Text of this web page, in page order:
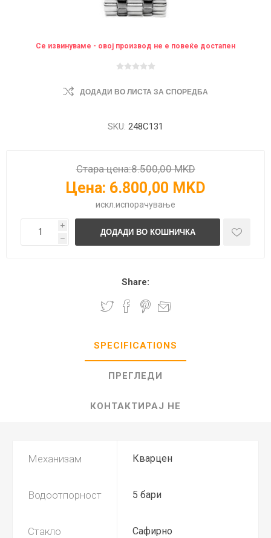
Се извинуваме - овој производ не е повеќе достапен
ДОДАДИ ВО ЛИСТА ЗА СПОРЕДБА
SKU: 248C131
Стара цена:8.500,00 MKD
Цена: 6.800,00 MKD
искл. испорачување
i
h
Share:
SPECIFICATIONS
ПРЕГЛЕДИ
КОНТАКТИРАЈ НЕ
Механизам Кварцен
Водоотпорност 5 бари
Стакло Сафирно